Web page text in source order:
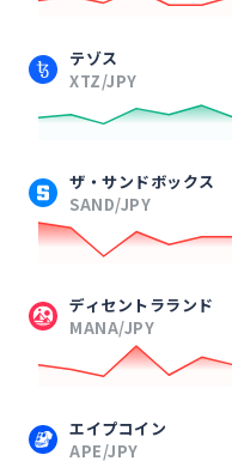
テゾス
XTZ/JPY
ザ・サンドボックス
SAND/JPY
ディセントラランド
MANA/JPY
エイプコイン
APE/JPY